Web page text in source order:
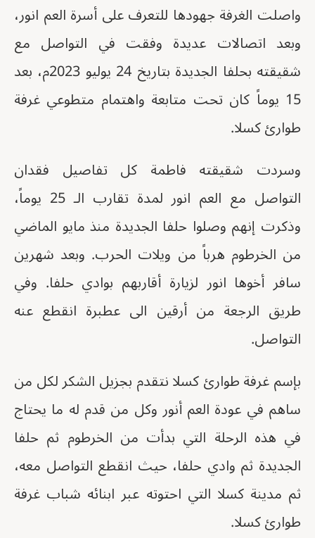
واصلت الغرفة جهودها للتعرف على أسرة العم انور،
وبعد اتصالات عديدة وفقت في التواصل مع
شقيقته بحلفا الجديدة بتاريخ 24 يوليو 2023م، بعد
15 يوماً كان تحت متابعة واهتمام متطوعي غرفة
طوارئ كسلا.
وسردت شقيقته فاطمة كل تفاصيل فقدان
التواصل مع العم انور لمدة تقارب الـ 25 يوماً،
وذكرت إنهم وصلوا حلفا الجديدة منذ مايو الماضي
من الخرطوم هرباً من ويلات الحرب. وبعد شهرين
سافر أخوها انور لزيارة أقاربهم بوادي حلفا. وفي
طريق الرجعة من أرقين الى عطبرة انقطع عنه
التواصل.
بإسم غرفة طوارئ كسلا نتقدم بجزيل الشكر لكل من
ساهم في عودة العم أنور وكل من قدم له ما يحتاج
في هذه الرحلة التي بدأت من الخرطوم ثم حلفا
الجديدة ثم وادي حلفا، حيث انقطع التواصل معه،
ثم مدينة كسلا التي احتوته عبر ابنائه شباب غرفة
طوارئ كسلا.